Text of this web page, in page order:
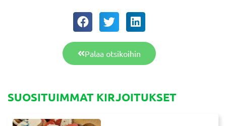
Palaa otsikoihin
SUOSITUIMMAT KIRJOITUKSET